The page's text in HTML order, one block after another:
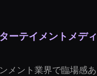
ーテイメントメディ
メント業界で臨場感あ